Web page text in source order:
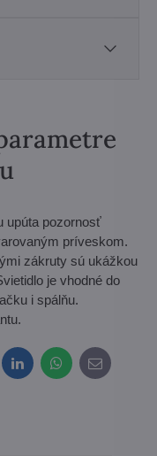
upúta pozornosť
príveskom.
zákruty sú ukážkou
je vhodné do
i spálňu.
LinkedInWhatsApp
E-
mail